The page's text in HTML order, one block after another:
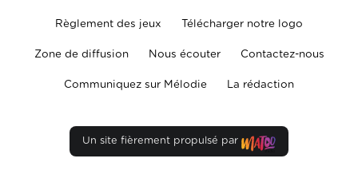
Règlement des jeux Télécharger notre logo
Zone de diffusion Nous écouter Contactez-nous
Communiquez sur Mélodie La rédaction
Un site fièrement propulsé par